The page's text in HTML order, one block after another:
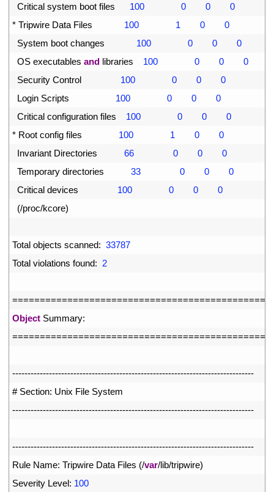
Critical system boot files 100 0 0
0
* Tripwire Data Files 100 1 0
0
System boot changes 100 0 0
0
OS executables and libraries 100 0 0
0
Security Control 100 0 0
0
Login Scripts 100 0 0
0
Critical configuration files 100 0 0
0
* Root config files 100 1 0
0
Invariant Directories 66 0 0
0
Temporary directories 33 0 0
0
Critical devices 100 0 0
0
(/proc/kcore)
Total objects scanned: 33787
Total violations found: 2
=============================================
Object Summary:
=============================================
-------------------------------------------------------------------------------
# Section: Unix File System
-------------------------------------------------------------------------------
-------------------------------------------------------------------------------
Rule Name: Tripwire Data Files (/var/lib/tripwire)
Severity Level: 100